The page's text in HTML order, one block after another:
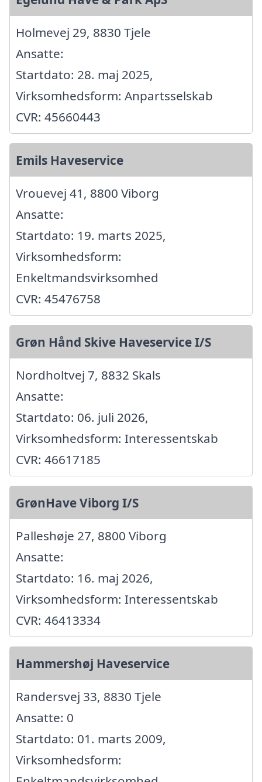
Holmevej 29, 8830 Tjele
Ansatte:
Startdato: 28. maj 2025,
Virksomhedsform: Anpartsselskab
CVR: 45660443
Emils Haveservice
Vrouevej 41, 8800 Viborg
Ansatte:
Startdato: 19. marts 2025,
Virksomhedsform:
Enkeltmandsvirksomhed
CVR: 45476758
Grøn Hånd Skive Haveservice I/S
Nordholtvej 7, 8832 Skals
Ansatte:
Startdato: 06. juli 2026,
Virksomhedsform: Interessentskab
CVR: 46617185
GrønHave Viborg I/S
Palleshøje 27, 8800 Viborg
Ansatte:
Startdato: 16. maj 2026,
Virksomhedsform: Interessentskab
CVR: 46413334
Hammershøj Haveservice
Randersvej 33, 8830 Tjele
Ansatte: 0
Startdato: 01. marts 2009,
Virksomhedsform: